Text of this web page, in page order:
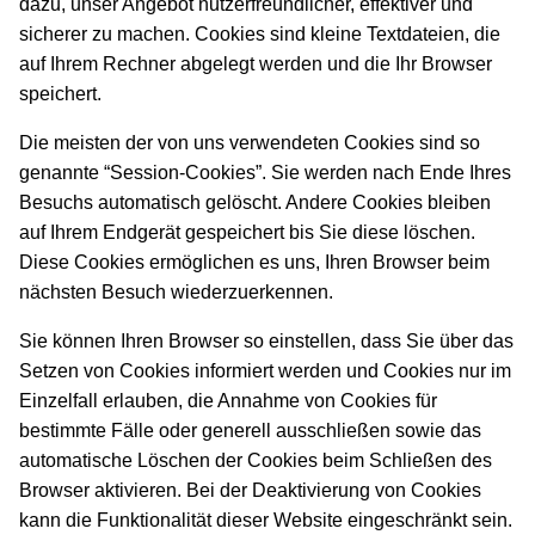
dazu, unser Angebot nutzerfreundlicher, effektiver und
sicherer zu machen. Cookies sind kleine Textdateien, die
auf Ihrem Rechner abgelegt werden und die Ihr Browser
speichert.
Die meisten der von uns verwendeten Cookies sind so
genannte “Session-Cookies”. Sie werden nach Ende Ihres
Besuchs automatisch gelöscht. Andere Cookies bleiben
auf Ihrem Endgerät gespeichert bis Sie diese löschen.
Diese Cookies ermöglichen es uns, Ihren Browser beim
nächsten Besuch wiederzuerkennen.
Sie können Ihren Browser so einstellen, dass Sie über das
Setzen von Cookies informiert werden und Cookies nur im
Einzelfall erlauben, die Annahme von Cookies für
bestimmte Fälle oder generell ausschließen sowie das
automatische Löschen der Cookies beim Schließen des
Browser aktivieren. Bei der Deaktivierung von Cookies
kann die Funktionalität dieser Website eingeschränkt sein.